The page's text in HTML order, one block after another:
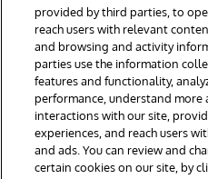
twitter youtube
1996-2026 InterSystems
derechos reservados.
Avisos/Términos y condiciones
Garantía
Accesibilidad
provided by third parties, to
reach users with relevant
and browsing and activity
parties use the information
features and functionality,
performance, understand more
interactions with our site,
experiences, and reach users
and ads. You can review and
certain cookies on our site, by